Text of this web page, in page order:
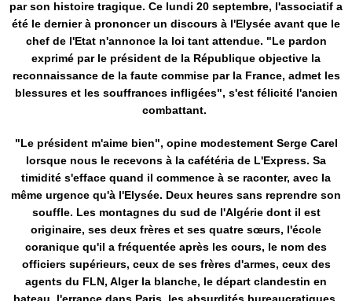
par son histoire tragique. Ce lundi 20 septembre, l'associatif a
été le dernier à prononcer un discours à l'Elysée avant que le
chef de l'Etat n'annonce la loi tant attendue. "Le pardon
exprimé par le président de la République objective la
reconnaissance de la faute commise par la France, admet les
blessures et les souffrances infligées", s'est félicité l'ancien
combattant.
"Le président m'aime bien", opine modestement Serge Carel
lorsque nous le recevons à la cafétéria de L'Express. Sa
timidité s'efface quand il commence à se raconter, avec la
même urgence qu'à l'Elysée. Deux heures sans reprendre son
souffle. Les montagnes du sud de l'Algérie dont il est
originaire, ses deux frères et ses quatre sœurs, l'école
coranique qu'il a fréquentée après les cours, le nom des
officiers supérieurs, ceux de ses frères d'armes, ceux des
agents du FLN, Alger la blanche, le départ clandestin en